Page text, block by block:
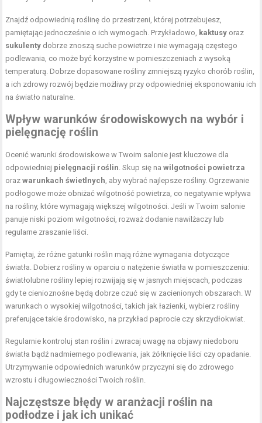
Znajdź odpowiednią roślinę do przestrzeni, której potrzebujesz,
pamiętając jednocześnie o ich wymogach. Przykładowo, kaktusy oraz
sukulenty dobrze znoszą suche powietrze i nie wymagają częstego
podlewania, co może być korzystne w pomieszczeniach z wysoką
temperaturą. Dobrze dopasowane rośliny zmniejszą ryzyko chorób roślin,
a ich zdrowy rozwój będzie możliwy przy odpowiedniej eksponowaniu ich
na światło naturalne.
Wpływ warunków środowiskowych na wybór i
pielęgnację roślin
Ocenić warunki środowiskowe w Twoim salonie jest kluczowe dla
odpowiedniej pielęgnacji roślin. Skup się nawilgotności powietrza
orazwarunkach świetlnych, aby wybrać najlepsze rośliny. Ogrzewanie
podłogowe może obniżać wilgotność powietrza, co negatywnie wpływa
na rośliny, które wymagają większej wilgotności. Jeśli w Twoim salonie
panuje niski poziom wilgotności, rozważ dodanie nawilżaczy lub
regularne zraszanie liści.
Pamiętaj, że różne gatunki roślin mają różne wymagania dotyczące
światła. Dobierz rośliny w oparciu o natężenie światła w pomieszczeniu:
światłolubne rośliny lepiej rozwijają się w jasnych miejscach, podczas
gdy te cienioznośne będą dobrze czuć się w zacienionych obszarach. W
warunkach o wysokiej wilgotności, takich jak łazienki, wybierz rośliny
preferujące takie środowisko, na przykład paprocie czy skrzydłokwiat.
Regularnie kontroluj stan roślin i zwracaj uwagę na objawy niedoboru
światła bądź nadmiernego podlewania, jak żółknięcie liści czy opadanie.
Utrzymywanie odpowiednich warunków przyczyni się do zdrowego
wzrostu i długowieczności Twoich roślin.
Najczęstsze błędy w aranżacji roślin na
podłodze i jak ich unikać